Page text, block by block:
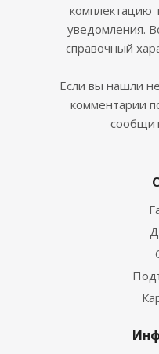
комплектацию
уведомления.
справочный
Если вы нашли
комментарии